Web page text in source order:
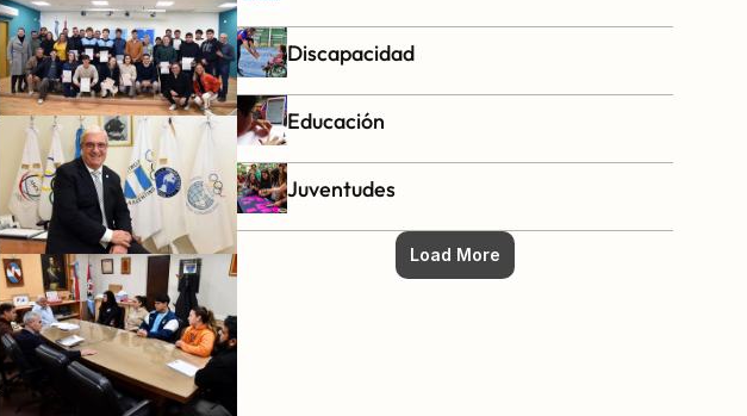
Discapacidad
Educación
Juventudes
Load More